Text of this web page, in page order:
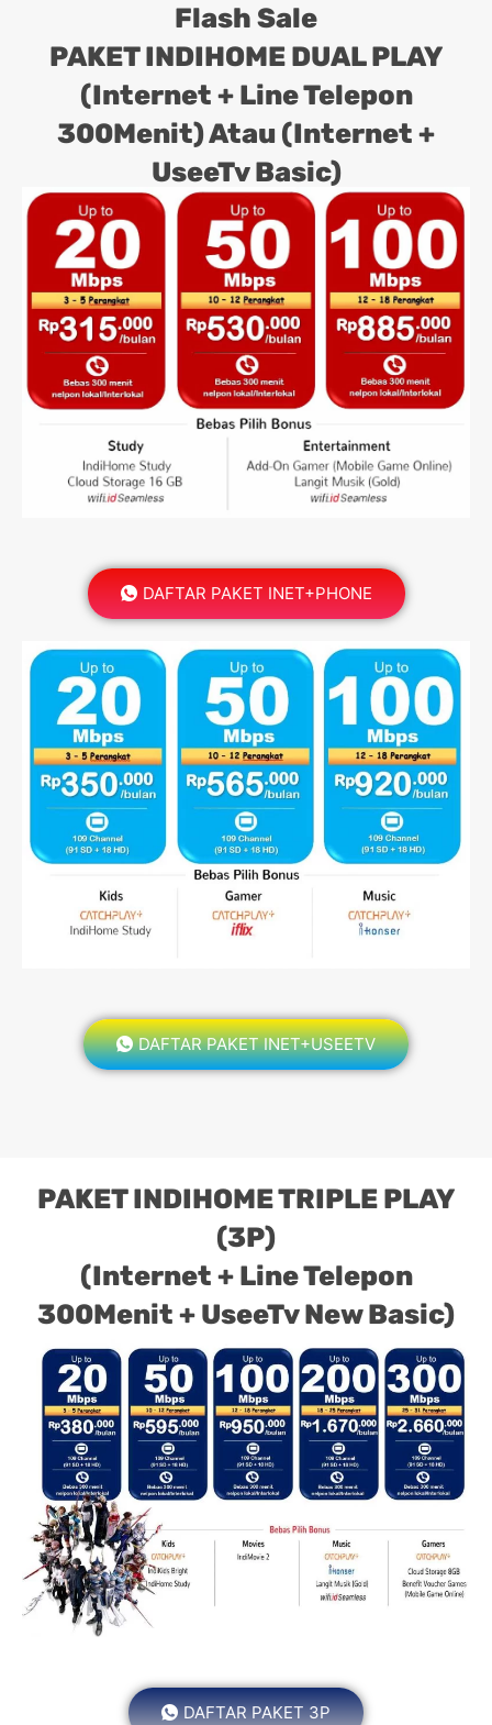
Flash Sale
PAKET INDIHOME DUAL PLAY
(Internet + Line Telepon
300Menit) Atau (Internet +
UseeTv Basic)
DAFTAR PAKET INET+PHONE
DAFTAR PAKET INET+USEETV
PAKET INDIHOME TRIPLE PLAY
(3P)
(Internet + Line Telepon
300Menit + UseeTv New Basic)
DAFTAR PAKET 3P